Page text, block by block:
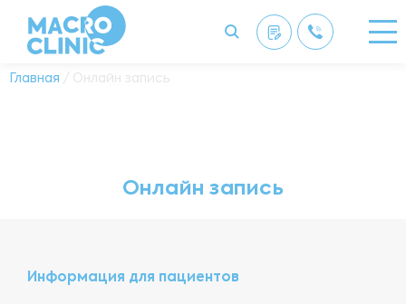
Главная / Онлайн запись
Онлайн запись
Информация для пациентов